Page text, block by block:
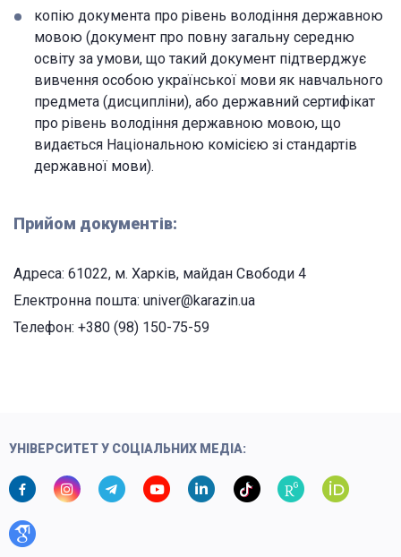
копію документа про рівень володіння державною
мовою (документ про повну загальну середню
освіту за умови, що такий документ підтверджує
вивчення особою української мови як навчального
предмета (дисципліни), або державний сертифікат
про рівень володіння державною мовою, що
видається Національною комісією зі стандартів
державної мови).
Прийом документів:
Адреса: 61022, м. Харків, майдан Свободи 4
Електронна пошта: univer@karazin.ua
Телефон: +380 (98) 150-75-59
УНІВЕРСИТЕТ У СОЦІАЛЬНИХ МЕДІА: